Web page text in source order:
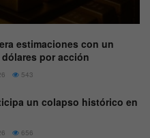
estimaciones con un
por acción
543
un colapso histórico en
656